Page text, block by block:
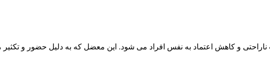
و کاهش اعتماد به نفس افراد می شود. این معضل که به دلیل حضور و تکثیر